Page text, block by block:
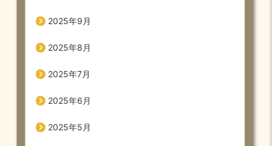
2025年9月
2025年8月
2025年7月
2025年6月
2025年5月